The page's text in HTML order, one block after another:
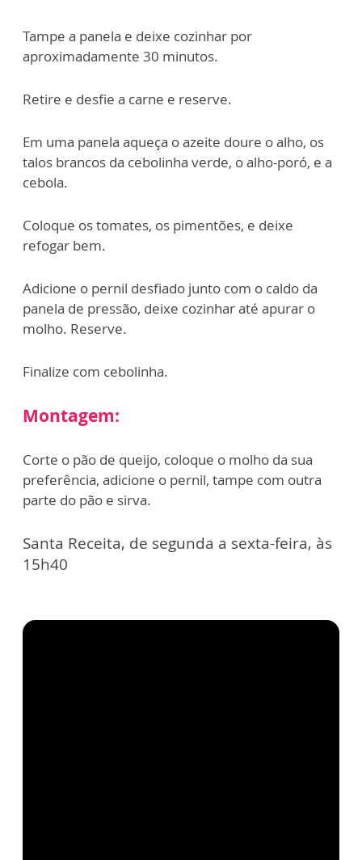
Tampe a panela e deixe cozinhar por
aproximadamente 30 minutos.
Retire e desfie a carne e reserve.
Em uma panela aqueça o azeite doure o alho, os
talos brancos da cebolinha verde, o alho-poró, e a
cebola.
Coloque os tomates, os pimentões, e deixe
refogar bem.
Adicione o pernil desfiado junto com o caldo da
panela de pressão, deixe cozinhar até apurar o
molho. Reserve.
Finalize com cebolinha.
Montagem:
Corte o pão de queijo, coloque o molho da sua
preferência, adicione o pernil, tampe com outra
parte do pão e sirva.
Santa Receita, de segunda a sexta-feira, às
15h40